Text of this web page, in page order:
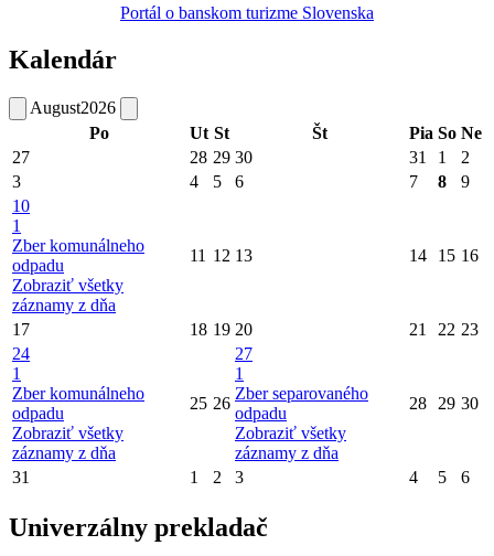
Portál o banskom turizme Slovenska
Kalendár
August2026
Po
Ut St Št Pia So Ne
27
28 29 30 31 1
2
3
4 5 6 7 8
9
10
1
Zber komunálneho
odpadu
Zobraziť všetky
záznamy z dňa
11 12 13 14 15 16
17 18 19 20 21 22 23
24
1
Zber komunálneho
odpadu
Zobraziť všetky
záznamy z dňa
25 26
27
1
Zber separovaného
odpadu
Zobraziť všetky
záznamy z dňa
28 29 30
31 1 2 3 4 5 6
Univerzálny prekladač